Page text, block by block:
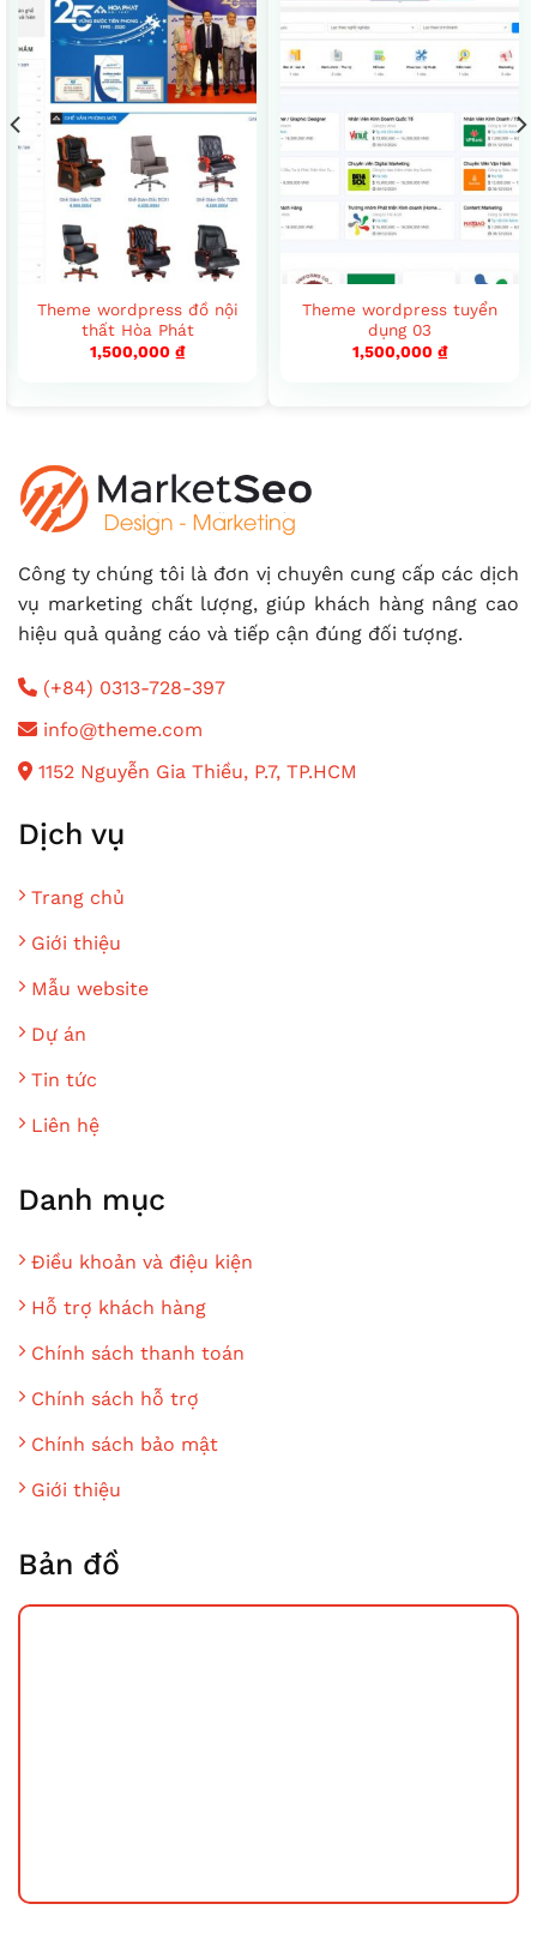
Theme wordpress đồ nội
thất Hòa Phát
1,500,000 ₫
Theme wordpress tuyển
dụng 03
1,500,000 ₫
Công ty chúng tôi là đơn vị chuyên cung cấp các dịch
vụ marketing chất lượng, giúp khách hàng nâng cao
hiệu quả quảng cáo và tiếp cận đúng đối tượng.
(+84) 0313-728-397
info@theme.com
1152 Nguyễn Gia Thiều, P.7, TP.HCM
Dịch vụ
Trang chủ
Giới thiệu
Mẫu website
Dự án
Tin tức
Liên hệ
Danh mục
Điều khoản và điệu kiện
Hỗ trợ khách hàng
Chính sách thanh toán
Chính sách hỗ trợ
Chính sách bảo mật
Giới thiệu
Bản đồ